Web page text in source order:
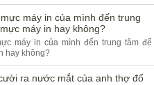
máy in của mình đến trung
máy in hay không?
máy in của mình đến trung tâm để
hay không?
ra nước mắt của anh thợ đổ